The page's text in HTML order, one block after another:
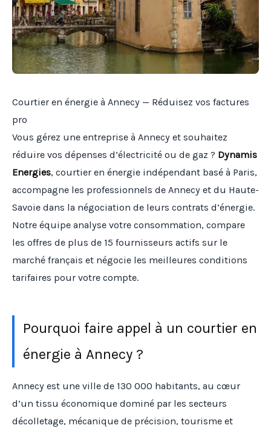
Courtier en énergie à Annecy — Réduisez vos factures
pro
Vous gérez une entreprise à Annecy et souhaitez
réduire vos dépenses d’électricité ou de gaz ? Dynamis
Energies, courtier en énergie indépendant basé à Paris,
accompagne les professionnels de Annecy et du Haute-
Savoie dans la négociation de leurs contrats d’énergie.
Notre équipe analyse votre consommation, compare
les offres de plus de 15 fournisseurs actifs sur le
marché français et négocie les meilleures conditions
tarifaires pour votre compte.
Pourquoi faire appel à un courtier en
énergie à Annecy ?
Annecy est une ville de 130 000 habitants, au cœur
d’un tissu économique dominé par les secteurs
décolletage, mécanique de précision, tourisme et